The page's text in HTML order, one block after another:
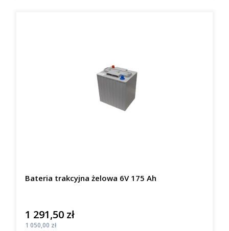
Bateria trakcyjna żelowa 6V 175 Ah
Cena
1 291,50 zł
Cena
1 050,00 zł